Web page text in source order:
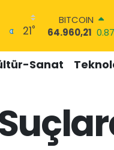
21°
DOLAR
47,7436 0.18
55,2510
STERLİN
6648.99
BİST100
13.779 -14
Sanat